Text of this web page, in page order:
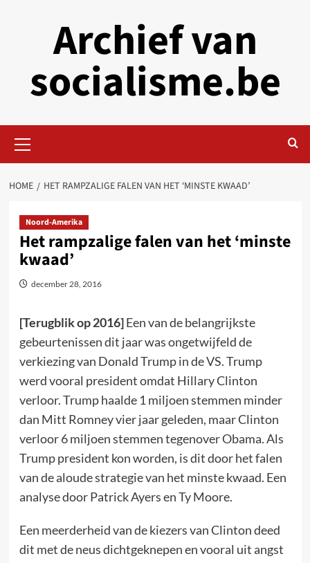
Archief van
socialisme.be
Menu
HOME HET RAMPZALIGE FALEN VAN HET ‘MINSTE KWAAD’
Noord-Amerika
Het rampzalige falen van het ‘minste
kwaad’
december 28, 2016
[Terugblik op 2016]Een van de belangrijkste
gebeurtenissen dit jaar was ongetwijfeld de
verkiezing van Donald Trump in de VS. Trump
werd vooral president omdat Hillary Clinton
verloor. Trump haalde 1 miljoen stemmen minder
dan Mitt Romney vier jaar geleden, maar Clinton
verloor 6 miljoen stemmen tegenover Obama. Als
Trump president kon worden, is dit door het falen
van de aloude strategie van het minste kwaad. Een
analyse door Patrick Ayers en Ty Moore.
Een meerderheid van de kiezers van Clinton deed
dit met de neus dichtgeknepen en vooral uit angst